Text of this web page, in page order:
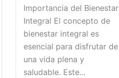
Importancia del Bienestar
Integral El concepto de
bienestar integral es
esencial para disfrutar de
una vida plena y
saludable. Este...